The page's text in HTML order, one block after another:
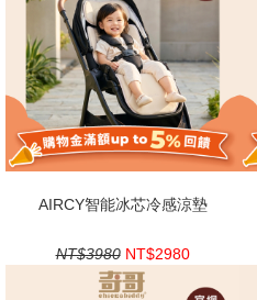
AIRCY智能冰芯冷感涼墊
NT$3980 NT$2980